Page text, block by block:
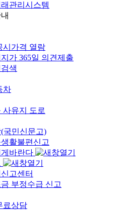
관리시스템
시가격 열람
가 365일 의견제출
색
차
사유지 도로
국민신문고)
활불편신고
바란다
고센터
부정수급 신고
료상담